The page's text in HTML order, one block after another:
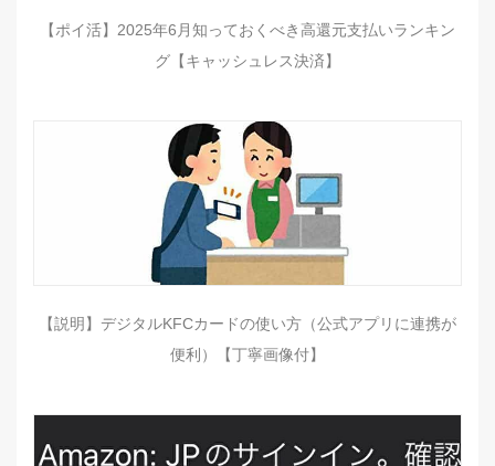
【ポイ活】2025年6月知っておくべき高還元支払いランキン
グ【キャッシュレス決済】
【説明】デジタルKFCカードの使い方（公式アプリに連携が
便利）【丁寧画像付】